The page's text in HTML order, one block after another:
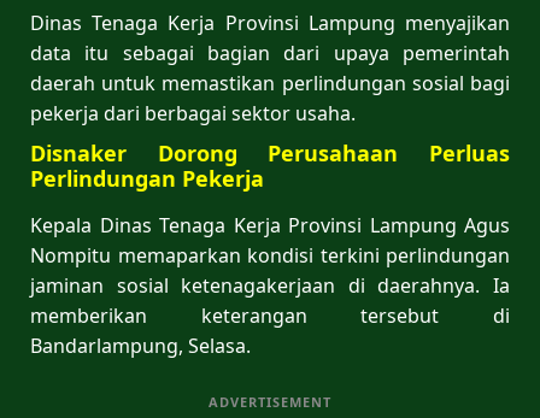
Dinas Tenaga Kerja Provinsi Lampung menyajikan
data itu sebagai bagian dari upaya pemerintah
daerah untuk memastikan perlindungan sosial bagi
pekerja dari berbagai sektor usaha.
Disnaker Dorong Perusahaan Perluas
Perlindungan Pekerja
Kepala Dinas Tenaga Kerja Provinsi Lampung Agus
Nompitu memaparkan kondisi terkini perlindungan
jaminan sosial ketenagakerjaan di daerahnya. Ia
memberikan keterangan tersebut di
Bandarlampung, Selasa.
ADVERTISEMENT